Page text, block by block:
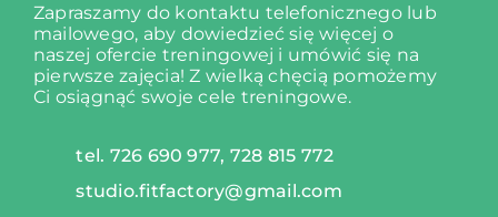
Zapraszamy do kontaktu telefonicznego lub
mailowego, aby dowiedzieć się więcej o
naszej ofercie treningowej i umówić się na
pierwsze zajęcia!Z wielką chęcią pomożemy
Ci osiągnąć swoje cele treningowe.
tel. 726 690 977, 728 815 772
studio.fitfactory@gmail.com